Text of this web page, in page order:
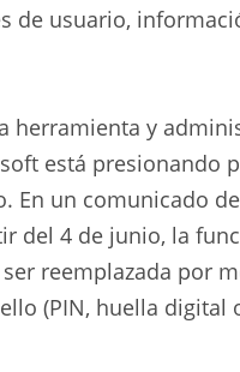
de usuario,
herramienta y
está presionando
En un comunicado
del 4 de junio, la
reemplazada por
(PIN, huella digital